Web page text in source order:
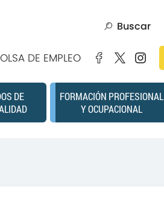
Buscar
DE EMPLEO
DE
FORMACIÓN PROFESIONAL
Y OCUPACIONAL